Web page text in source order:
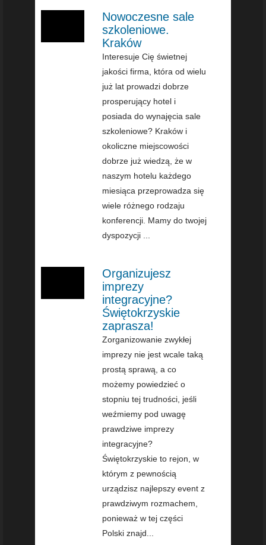
Nowoczesne sale
szkoleniowe.
Kraków
Interesuje Cię świetnej
jakości firma, która od wielu
już lat prowadzi dobrze
prosperujący hotel i
posiada do wynajęcia sale
szkoleniowe? Kraków i
okoliczne miejscowości
dobrze już wiedzą, że w
naszym hotelu każdego
miesiąca przeprowadza się
wiele różnego rodzaju
konferencji. Mamy do twojej
dyspozycji ...
Organizujesz
imprezy
integracyjne?
Świętokrzyskie
zaprasza!
Zorganizowanie zwykłej
imprezy nie jest wcale taką
prostą sprawą, a co
możemy powiedzieć o
stopniu tej trudności, jeśli
weźmiemy pod uwagę
prawdziwe imprezy
integracyjne?
Świętokrzyskie to rejon, w
którym z pewnością
urządzisz najlepszy event z
prawdziwym rozmachem,
ponieważ w tej części
Polski znajd...